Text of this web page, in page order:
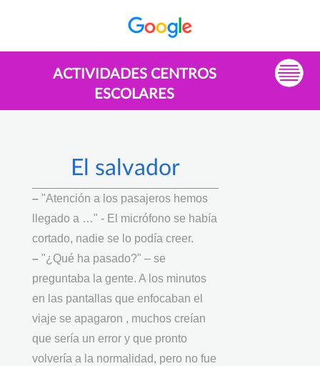
ACTIVIDADES CENTROS
ESCOLARES
El salvador
– "Atención a los pasajeros hemos
llegado a …" - El micrófono se había
cortado, nadie se lo podía creer.
– "¿Qué ha pasado?" – se
preguntaba la gente. A los minutos
en las pantallas que enfocaban el
viaje se apagaron , muchos creían
que sería un error y que pronto
volvería a la normalidad, pero no fue